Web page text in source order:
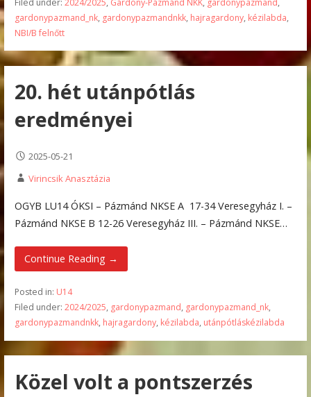
gardonypazmand_nk, gardonypazmandnkk, hajragardony, kézilabda,
NBI/B felnőtt
20. hét utánpótlás
eredményei
2025-05-21
Virincsik Anasztázia
OGYB LU14 ÓKSI – Pázmánd NKSE A 17-34 Veresegyház I. –
Pázmánd NKSE B 12-26 Veresegyház III. – Pázmánd NKSE…
Continue Reading →
Posted in: U14
Filed under: 2024/2025, gardonypazmand, gardonypazmand_nk,
gardonypazmandnkk, hajragardony, kézilabda, utánpótláskézilabda
Közel volt a pontszerzés